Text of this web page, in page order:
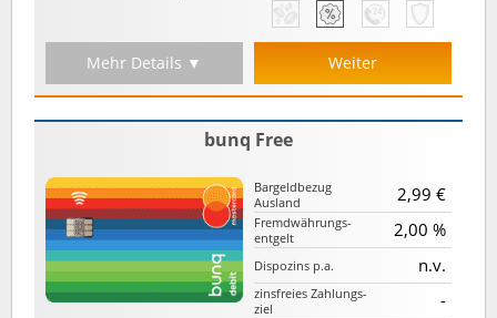
Mehr Details ▼ Weiter
bunq Free
Bargeld­bezug
Ausland
2,99 €
Fremd­währungs­
entgelt
2,00 %
Dispozins p.a. n.v.
zinsfreies Zahlungs­
ziel
-